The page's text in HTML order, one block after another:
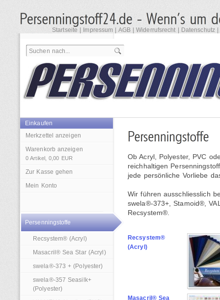
Startseite| Impressum AGB|Widerrufsrecht| Datenschutz
Einkaufen
Merkzettel anzeigen
Warenkorb anzeigen
0 Artikel,0,00 EUR
Zur Kasse gehen
Mein Konto
Persenningstoffe
Recsystem® (Acryl)
Masacril® Sea Star (Acryl)
swela®-373 + (Polyester)
swela®-357 Seasilk+
(Polyester)
Ob Acryl, Polyester, PVC
reichhaltigen
jede persönliche Vorliebe
Wir führen ausschliesslich
swela®-373+, Stamoid®,
Recsystem®.
Recsystem®
(Acryl)
Masacril® Sea